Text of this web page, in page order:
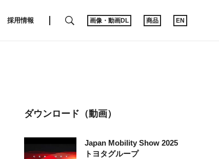
採用情報 SEARCH画像・動画DL 商品 EN
ダウンロード（動画）
Japan Mobility Show 2025
トヨタグループ